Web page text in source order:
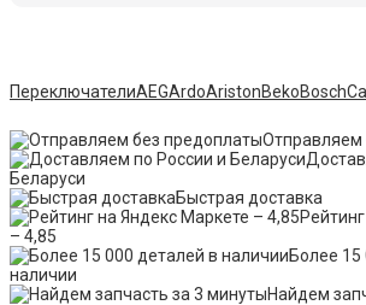
ПереключателиAEGArdoAristonBekoBosch
Отправляем
Беларуси
Быстрая доставка
– 4,85
Более 15
наличии
Найдем